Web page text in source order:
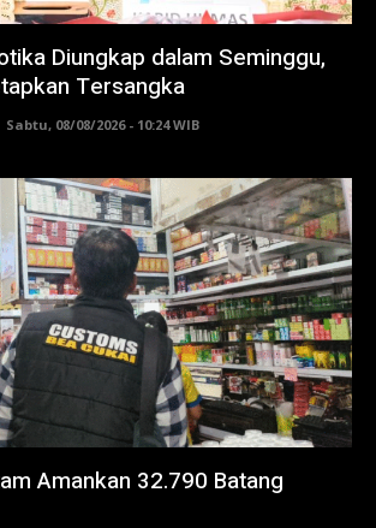
Diungkap dalam Seminggu,
Tersangka
Sabtu, 08/08/2026 - 10:24 WIB
Amankan 32.790 Batang